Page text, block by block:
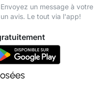
un message à votre
avis. Le tout via l'app!